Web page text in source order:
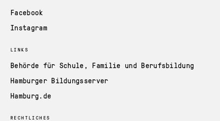
Facebook
Instagram
LINKS
Behörde für Schule, Familie und Berufsbildung
Hamburger Bildungsserver
Hamburg.de
RECHTLICHES